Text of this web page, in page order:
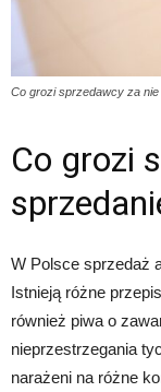
Co grozi sprzedawcy za
Co grozi
W Polsce sprzedaż
Istnieją różne
również piwa o
nieprzestrzegania
narażeni na różne